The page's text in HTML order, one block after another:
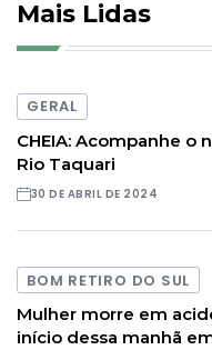
Mais Lidas
GERAL
CHEIA: Acompanhe o
Rio Taquari
30 DE ABRIL DE 2024
BOM RETIRO DO SUL
Mulher morre em
início dessa manhã